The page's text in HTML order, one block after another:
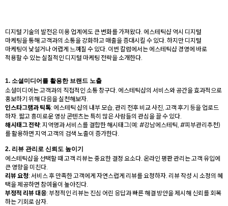
디지털 기술의 발전은 미용 업계에도 큰 변화를 가져왔다. 에스테틱샵 역시 디지털
마케팅을 통해 고객과의 소통을 강화하고 매출을 증대시킬 수 있다. 하지만 디지털
마케팅이 낯설거나 어렵게 느껴질 수 있다. 이번 칼럼에서는 에스테틱샵 경영에 바로
적용할 수 있는 실질적인 디지털 마케팅 전략을 소개한다.
1. 소셜미디어를 활용한 브랜드 노출
소셜미디어는 고객과의 직접적인 소통 창구다. 에스테틱샵의 서비스와 공간을 효과적으로
홍보하기 위해 다음을 실천해보자.
인스타그램과 틱톡: 에스테틱 샵의 내부 모습, 관리 전후 비교 사진, 고객 후기 등을 업로드
하자. 짧고 흥미로운 영상 콘텐츠는 특히 많은 사람들의 관심을 끌 수 있다.
해시태그 전략: 지역명과 서비스를 결합한 해시태그(예: #강남에스테틱, #피부관리추천)
를 활용하면 지역 고객의 검색 노출이 증가한다.
2. 리뷰 관리로 신뢰도 높이기
에스테틱샵을 선택할 때 고객 리뷰는 중요한 결정 요소다. 온라인 평판 관리는 고객 유입에
큰 영향을 미친다.
리뷰 요청: 서비스 후 만족한 고객에게 자연스럽게 리뷰를 요청하자. 리뷰 작성 시 소정의 혜
택을 제공하면 참여율이 높아진다.
부정적 리뷰 대응: 부정적인 리뷰는 진심 어린 응답과 빠른 해결 방안을 제시해 신뢰를 회복
하는 기회로 삼자.